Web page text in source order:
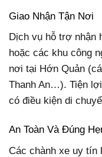
Giao Nhận Tận Nơi
Dịch vụ hỗ trợ nhận
hoặc các khu công
nơi tại Hớn Quản
Thanh An…). Tiện
có điều kiện di
An Toàn Và Đúng
Các chành xe uy tín